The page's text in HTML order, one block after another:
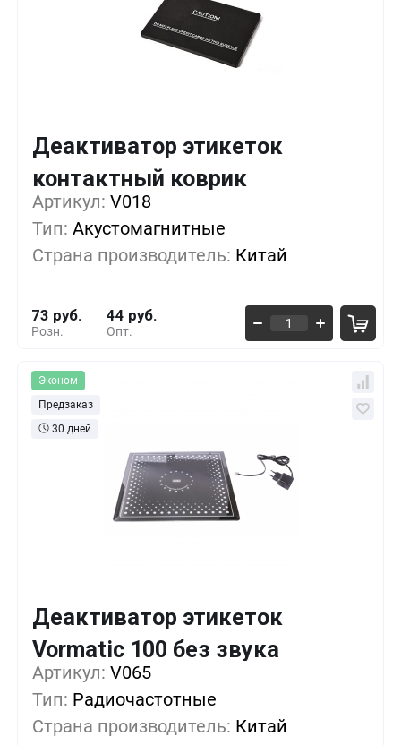
Деактиватор этикеток
контактный коврик
Артикул: V018
Тип: Акустомагнитные
Страна производитель: Китай
Розн.
73 руб.
Опт.
44 руб.
Выгода
1+ 0%
10+ -9%
50+ -30%
Эконом
Предзаказ
30 дней
Деактиватор этикеток
Vormatic 100 без звука
Артикул: V065
Тип: Радиочастотные
Страна производитель: Китай
1+ 0%
5+ -11%
10+ -28%